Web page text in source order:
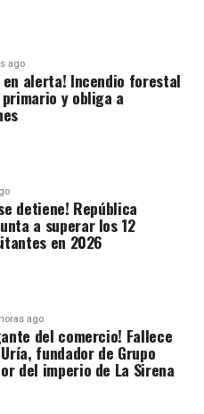
ago
en alerta! Incendio forestal
y obliga a
detiene! República
a superar los 12
en 2026
ago
del comercio! Fallece
fundador de Grupo
del imperio de La Sirena